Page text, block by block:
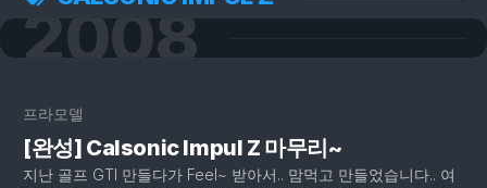
2008
프라모델
[완성] Calsonic Impul Z 마무리~
지난 골프 GTI 만들다가 Feel~ 받아서.. 맘먹고 만들었습니다.. 여